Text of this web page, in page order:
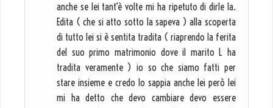
anche se lei tant’è volte mi ha ripetuto di dirle la.
Edita ( che si atto sotto la sapeva ) alla scoperta
di tutto lei si è sentita tradita ( riaprendo la ferita
del suo primo matrimonio dove il marito L ha
tradita veramente ) io so che siamo fatti per
stare insieme e credo lo sappia anche lei però lei
mi ha detto che devo cambiare devo essere